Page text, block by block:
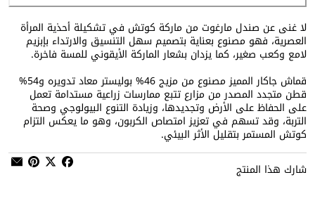
لا غنى عن صندل مارغوت من ماركة كوتش في تشكيلة أحذية المرأة
العصرية، فهو مصنوع بعناية بتصميم سهل التنسيق والارتداء بإبزيم
لامع وكعب صغير، كما يزدان بشعار الماركة الأيقوني للمسة فاخرة.
قماش جاكار المميز مصنوع من مزيج 46% بوليستر معاد تدويره و54%
قطن متجدد المصدر من مزارع تتبع ممارسات زراعية مستدامة تعمل
على الحفاظ على الأرض وتجديدها، وزيادة التنوع البيولوجي وصحة
التربة، وقد تسهم في تعزيز امتصاص الكربون، وهو ما يعكس التزام
كوتش المستمر بتقليل الأثر البيئي.
شارك هذا المنتج